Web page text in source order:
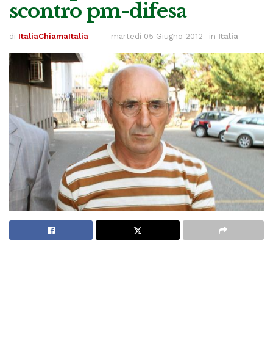
scontro pm-difesa
di ItaliaChiamaItalia martedì 05 Giugno 2012 in Italia